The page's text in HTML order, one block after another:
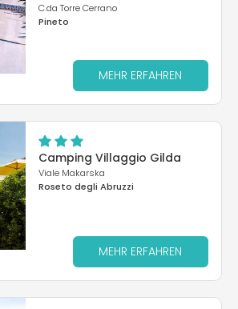
C.da Torre Cerrano
Pineto
MEHR ERFAHREN
Camping Villaggio Gilda
Viale Makarska
Roseto degli Abruzzi
MEHR ERFAHREN